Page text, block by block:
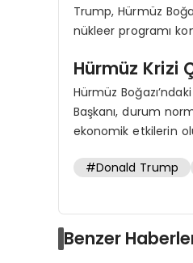
Trump, Hürmüz
nükleer programı
Hürmüz Krizi
Hürmüz
Başkanı, durum
ekonomik etkilerin
#Donald Trump
Benzer